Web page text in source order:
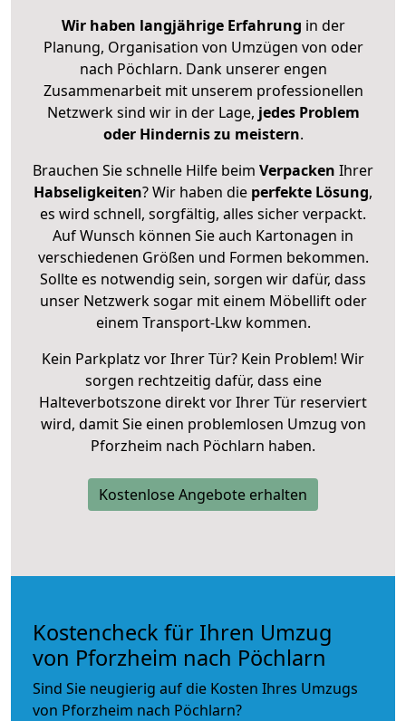
Wir haben langjährige Erfahrung in der
Planung, Organisation von Umzügen von oder
nach Pöchlarn. Dank unserer engen
Zusammenarbeit mit unserem professionellen
Netzwerk sind wir in der Lage, jedes Problem
oder Hindernis zu meistern.
Brauchen Sie schnelle Hilfe beim Verpacken Ihrer
Habseligkeiten? Wir haben die perfekte Lösung,
es wird schnell, sorgfältig, alles sicher verpackt.
Auf Wunsch können Sie auch Kartonagen in
verschiedenen Größen und Formen bekommen.
Sollte es notwendig sein, sorgen wir dafür, dass
unser Netzwerk sogar mit einem Möbellift oder
einem Transport-Lkw kommen.
Kein Parkplatz vor Ihrer Tür? Kein Problem! Wir
sorgen rechtzeitig dafür, dass eine
Halteverbotszone direkt vor Ihrer Tür reserviert
wird, damit Sie einen problemlosen Umzug von
Pforzheim nach Pöchlarn haben.
Kostenlose Angebote erhalten
Kostencheck für Ihren Umzug
von Pforzheim nach Pöchlarn
Sind Sie neugierig auf die Kosten Ihres Umzugs
von Pforzheim nach Pöchlarn?